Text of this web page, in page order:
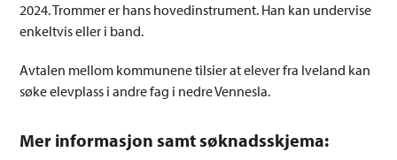
2024. Trommer er hans hovedinstrument. Han kan undervise
enkeltvis eller i band.
Avtalen mellom kommunene tilsier at elever fra Iveland kan
søke elevplass i andre fag i nedre Vennesla.
Mer informasjon samt søknadsskjema: